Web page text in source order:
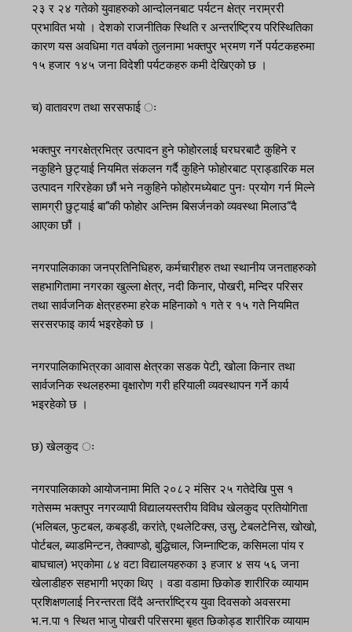
२३ र २४ गतेको युवाहरुको आन्दोलनबाट पर्यटन क्षेत्र नराम्ररी
प्रभावित भयो । देशको राजनीतिक स्थिति र अन्तर्राष्ट्रिय परिस्थितिका
कारण यस अवधिमा गत वर्षको तुलनामा भक्तपुर भ्रमण गर्ने पर्यटकहरुमा
१५ हजार १४५ जना विदेशी पर्यटकहरु कमी देखिएको छ ।
च) वातावरण तथा सरसफाई ः
भक्तपुर नगरक्षेत्रभित्र उत्पादन हुने फोहोरलाई घरघरबाटै कुहिने र
नकुहिने छुट्याई नियमित संकलन गर्दै कुहिने फोहोरबाट प्राड्डारिक मल
उत्पादन गरिरहेका छौं भने नकुहिने फोहोरमध्येबाट पुनः प्रयोग गर्न मिल्ने
सामग्री छुट्याई बा“की फोहोर अन्तिम बिसर्जनको व्यवस्था मिलाउ“दै
आएका छौं ।
नगरपालिकाका जनप्रतिनिधिहरु, कर्मचारीहरु तथा स्थानीय जनताहरुको
सहभागितामा नगरका खुल्ला क्षेत्र, नदी किनार, पोखरी, मन्दिर परिसर
तथा सार्वजनिक क्षेत्रहरुमा हरेक महिनाको १ गते र १५ गते नियमित
सरसरफाइ कार्य भइरहेको छ ।
नगरपालिकाभित्रका आवास क्षेत्रका सडक पेटी, खोला किनार तथा
सार्वजनिक स्थलहरुमा वृक्षारोण गरी हरियाली व्यवस्थापन गर्ने कार्य
भइरहेको छ ।
छ) खेलकुद ः
नगरपालिकाको आयोजनामा मिति २०८२ मंसिर २५ गतेदेखि पुस १
गतेसम्म भक्तपुर नगरव्यापी विद्यालयस्तरीय विविध खेलकुद प्रतियोगिता
(भलिबल, फुटबल, कबड्डी, करांते, एथलेटिक्स, उसु, टेबलटेनिस, खोखो,
पोर्टबल, ब्याडमिन्टन, तेक्वाण्डो, बुद्धिचाल, जिम्नाष्टिक, कसिमला पांय र
बाघचाल) भएकोमा ८४ वटा विद्यालयहरुका ३ हजार ४ सय ५६ जना
खेलाडीहरु सहभागी भएका थिए । वडा वडामा छिकोङ शारीरिक व्यायाम
प्रशिक्षणलाई निरन्तरता दिंदै अन्तर्राष्ट्रिय युवा दिवसको अवसरमा
भ.न.पा १ स्थित भाजु पोखरी परिसरमा बृहत छिकोड्ड शारीरिक व्यायाम